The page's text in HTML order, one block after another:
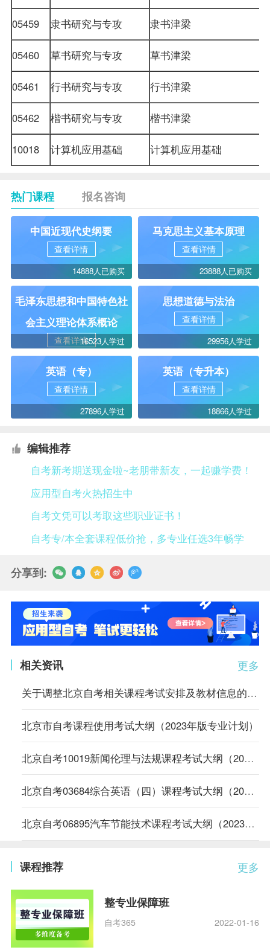
05459 隶书研究与专攻 隶书津梁
05460 草书研究与专攻 草书津梁
05461 行书研究与专攻 行书津梁
05462 楷书研究与专攻 楷书津梁
10018 计算机应用基础 计算机应用基础
热门课程 报名咨询
中国近现代史纲要
查看详情
14888人已购买
马克思主义基本原理
查看详情
23888人已购买
毛泽东思想和中国特色社
会主义理论体系概论
查看详情16523人学过
思想道德与法治
查看详情
29956人学过
英语（专）
查看详情
27896人学过
英语（专升本）
查看详情
18866人学过
编辑推荐
自考新考期送现金啦~老朋带新友，一起赚学费！
应用型自考火热招生中
自考文凭可以考取这些职业证书！
自考专/本全套课程低价抢，多专业任选3年畅学
分享到:
更多
相关资讯
关于调整北京自考相关课程考试安排及教材信息的通知
北京市自考课程使用考试大纲（2023年版专业计划）
北京自考10019新闻伦理与法规课程考试大纲（2023年版专业计划）
北京自考03684综合英语（四）课程考试大纲（2023年版专业计划）
北京自考06895汽车节能技术课程考试大纲（2023年版专业计划）
更多
课程推荐
整专业保障班
自考365 2022-01-16